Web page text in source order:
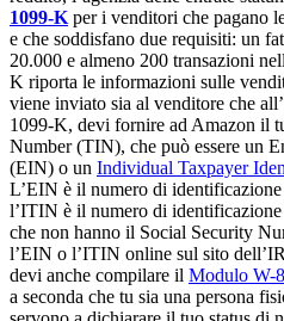
1099-Kper i venditori che pagano
e che soddisfano due requisiti: un
20.000 e almeno 200 transazioni
K riporta le informazioni sulle
viene inviato sia al venditore che
1099-K, devi fornire ad Amazon il
Number (TIN), che può essere un
(EIN) o un Individual Taxpayer
L’EIN è il numero di
l’ITIN è il numero di
che non hanno il Social Security
l’EIN o l’ITIN online sul sito
devi anche compilare il Modulo W-
a seconda che tu sia una persona